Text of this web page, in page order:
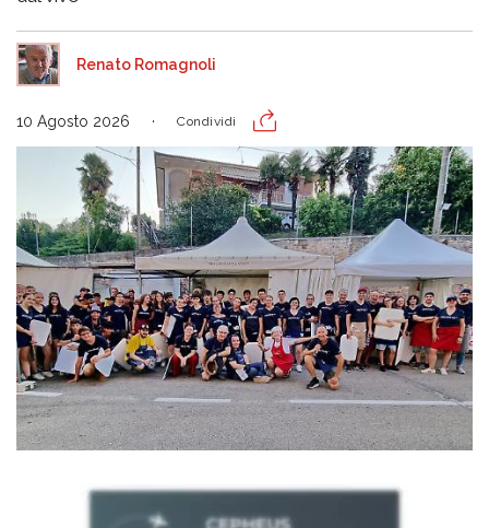
Renato Romagnoli
10 Agosto 2026 Condividi